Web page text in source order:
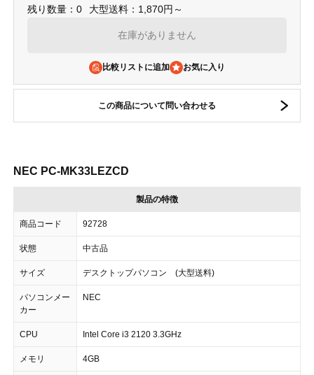
残り数量：0 大型送料：1,870円～
在庫がありません
比較リストに追加
この商品について問い合わせる
NEC PC-MK33LEZCD
製品の特徴
商品コード 92728
状態 中古品
サイズ デスクトップパソコン (大型送料)
パソコンメー
カー
NEC
CPU Intel Core i3 2120 3.3GHz
メモリ 4GB